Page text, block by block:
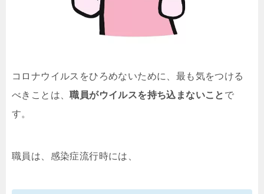
コロナウイルスをひろめないために、最も気をつける
べきことは、職員がウイルスを持ち込まないこと で
す。
職員は、感染症流行時には、